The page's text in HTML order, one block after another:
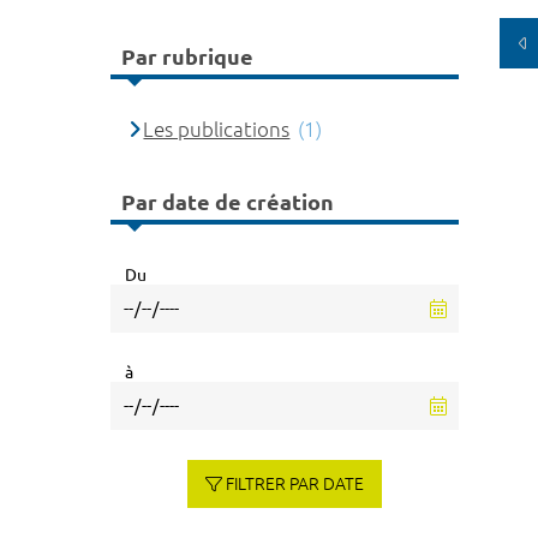
Par rubrique
Les publications (1)
Par date de création
Du
à
FILTRER PAR DATE